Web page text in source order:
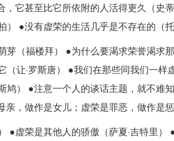
它甚至比它所依附的人活得更久（史
●没有虚荣的生活几乎是不存在的（
（福楼拜） ●为什么要渴求荣誉渴求
让·罗斯唐） ●我们在那些同我们一
） ●注意一个人的谈话主题，就不难
，做作是女儿；虚荣是罪恶，做作是惩
●虚荣是其他人的骄傲（萨夏·吉特里）